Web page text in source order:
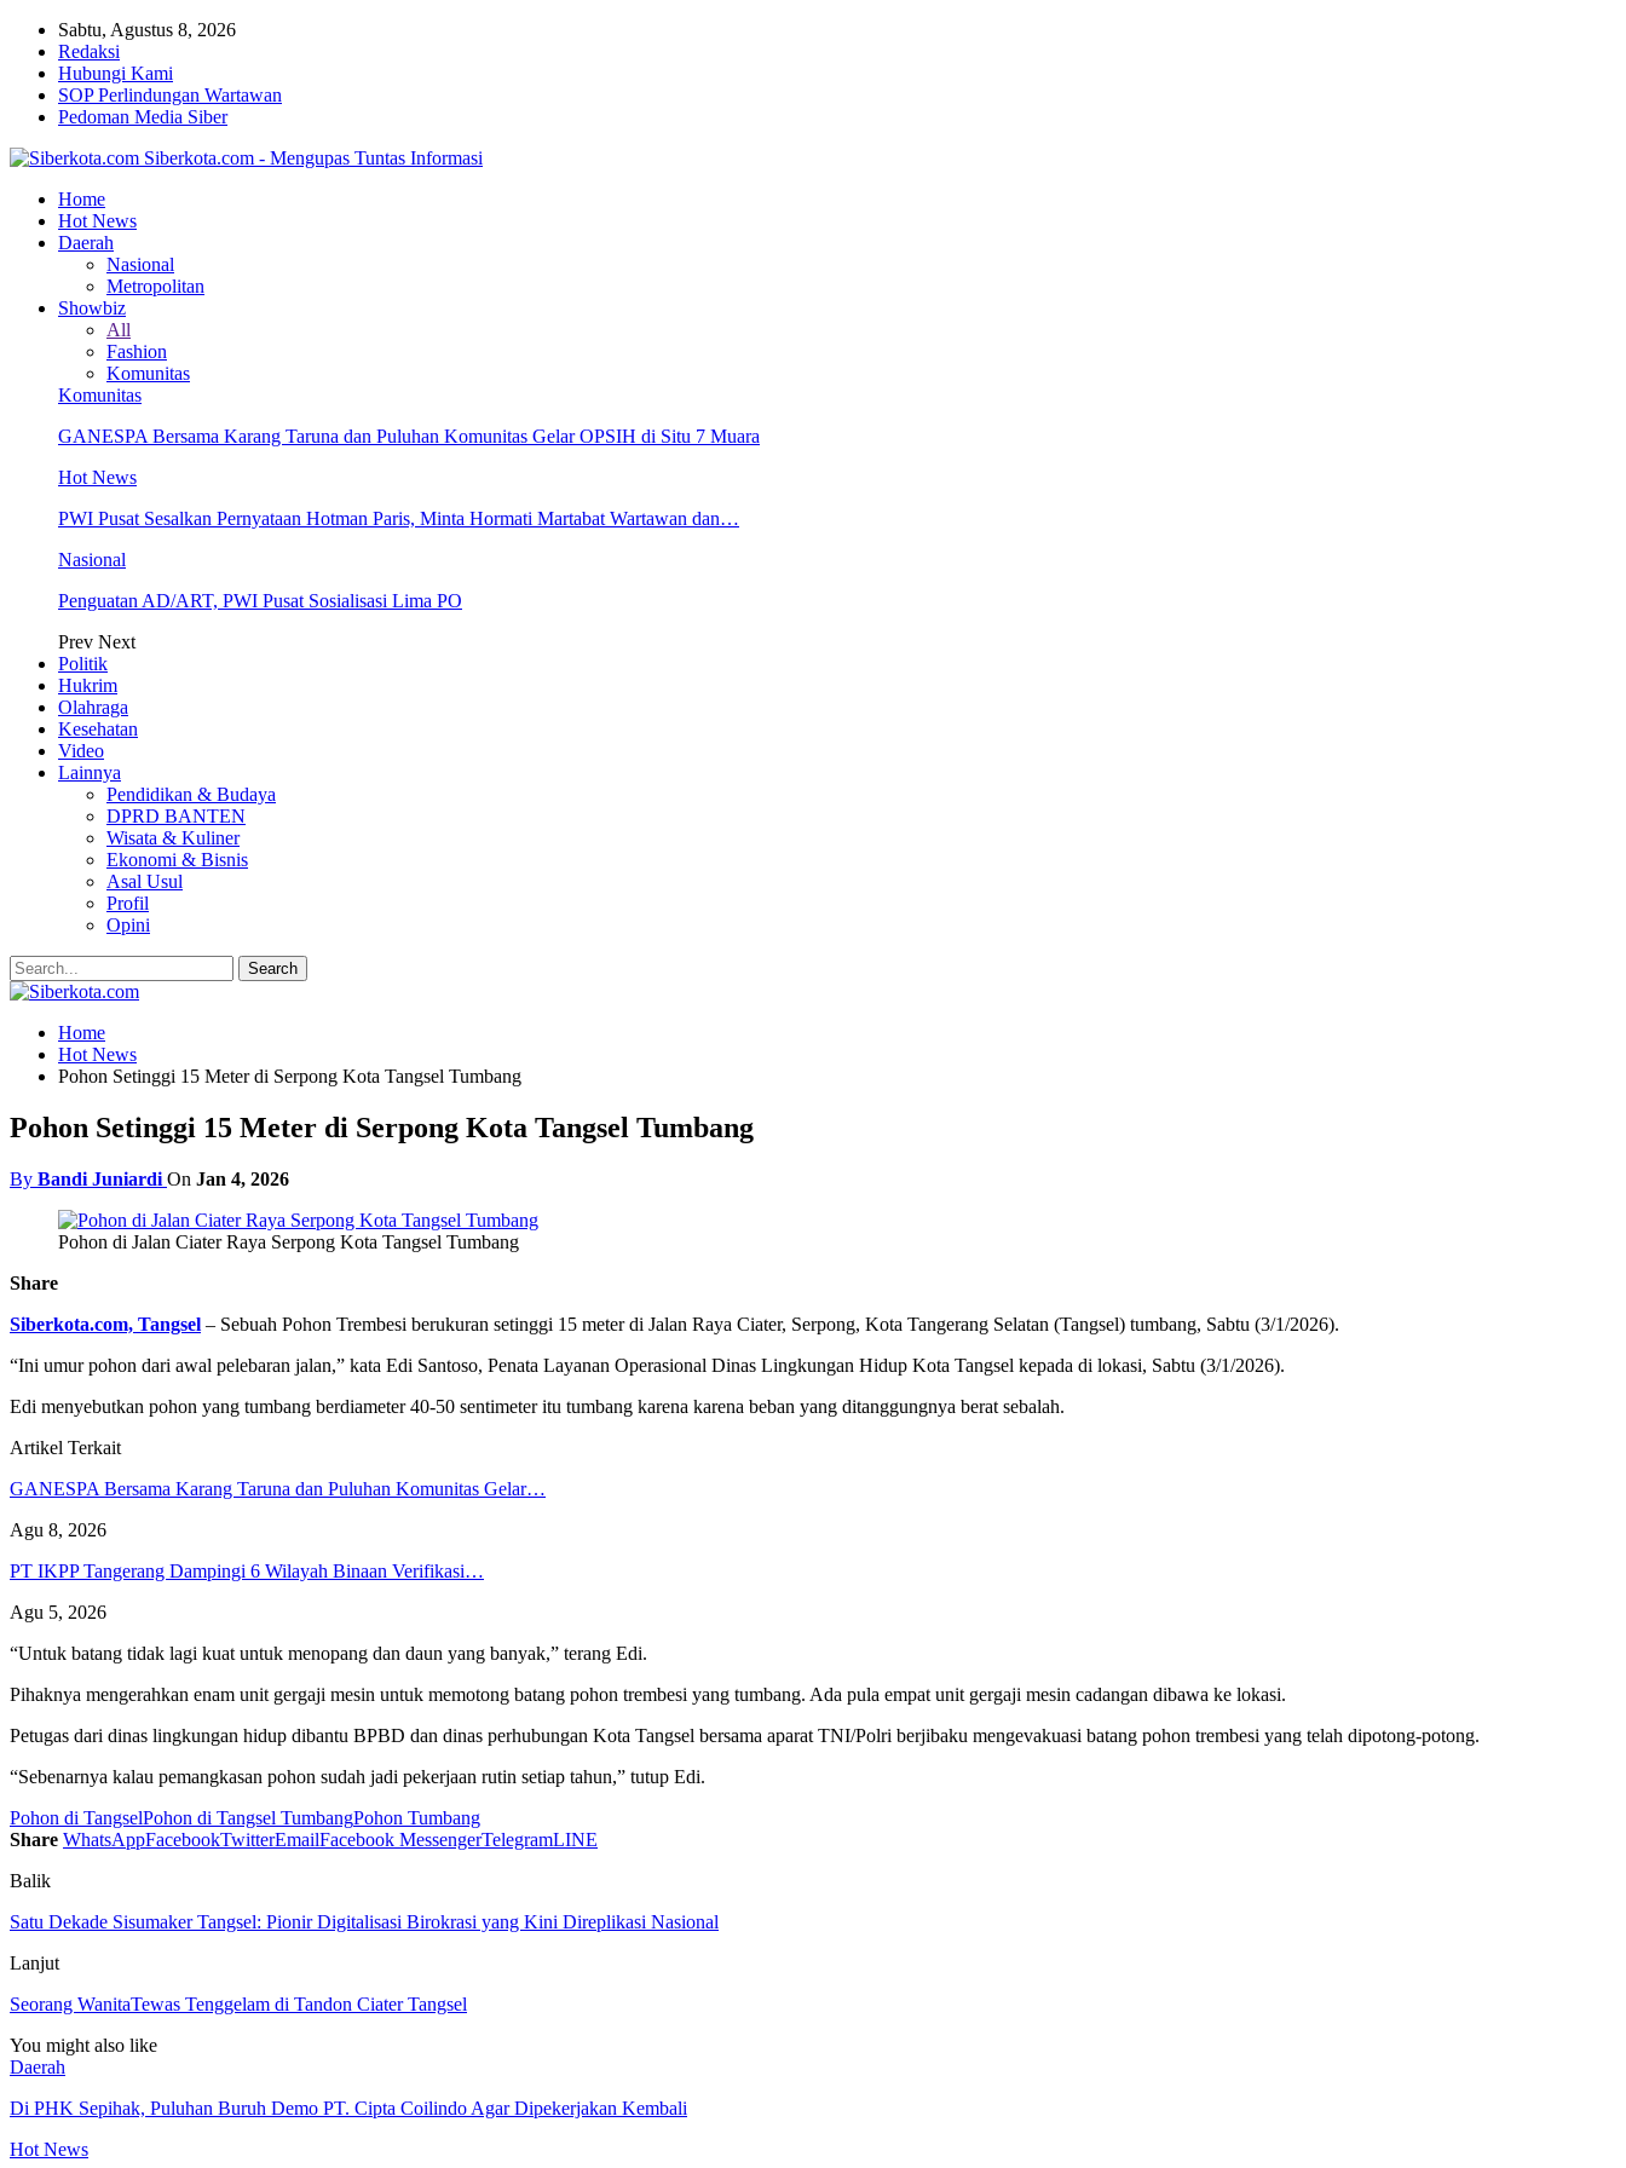
Sabtu, Agustus 8, 2026
Redaksi
Hubungi Kami
SOP Perlindungan Wartawan
Pedoman Media Siber
Siberkota.com - Mengupas Tuntas Informasi
Home
Hot News
Daerah
Nasional
Metropolitan
Showbiz
All
Fashion
Komunitas
Komunitas
GANESPA Bersama Karang Taruna dan Puluhan Komunitas Gelar OPSIH di Situ 7 Muara
Hot News
PWI Pusat Sesalkan Pernyataan Hotman Paris, Minta Hormati Martabat Wartawan dan…
Nasional
Penguatan AD/ART, PWI Pusat Sosialisasi Lima PO
Prev Next
Politik
Hukrim
Olahraga
Kesehatan
Video
Lainnya
Pendidikan & Budaya
DPRD BANTEN
Wisata & Kuliner
Ekonomi & Bisnis
Asal Usul
Profil
Opini
Home
Hot News
Pohon Setinggi 15 Meter di Serpong Kota Tangsel Tumbang
Pohon Setinggi 15 Meter di Serpong Kota Tangsel Tumbang
By Bandi Juniardi On Jan 4, 2026
Pohon di Jalan Ciater Raya Serpong Kota Tangsel Tumbang
Share
Siberkota.com, Tangsel – Sebuah Pohon Trembesi berukuran setinggi 15 meter di Jalan Raya Ciater, Serpong, Kota Tangerang Selatan (Tangsel) tumbang, Sabtu (3/1/2026).
“Ini umur pohon dari awal pelebaran jalan,” kata Edi Santoso, Penata Layanan Operasional Dinas Lingkungan Hidup Kota Tangsel kepada di lokasi, Sabtu (3/1/2026).
Edi menyebutkan pohon yang tumbang berdiameter 40-50 sentimeter itu tumbang karena karena beban yang ditanggungnya berat sebalah.
Artikel Terkait
GANESPA Bersama Karang Taruna dan Puluhan Komunitas Gelar…
Agu 8, 2026
PT IKPP Tangerang Dampingi 6 Wilayah Binaan Verifikasi…
Agu 5, 2026
“Untuk batang tidak lagi kuat untuk menopang dan daun yang banyak,” terang Edi.
Pihaknya mengerahkan enam unit gergaji mesin untuk memotong batang pohon trembesi yang tumbang. Ada pula empat unit gergaji mesin cadangan dibawa ke lokasi.
Petugas dari dinas lingkungan hidup dibantu BPBD dan dinas perhubungan Kota Tangsel bersama aparat TNI/Polri berjibaku mengevakuasi batang pohon trembesi yang telah dipotong-potong.
“Sebenarnya kalau pemangkasan pohon sudah jadi pekerjaan rutin setiap tahun,” tutup Edi.
Pohon di TangselPohon di Tangsel TumbangPohon Tumbang
Share WhatsAppFacebookTwitterEmailFacebook MessengerTelegramLINE
Balik
Satu Dekade Sisumaker Tangsel: Pionir Digitalisasi Birokrasi yang Kini Direplikasi Nasional
Lanjut
Seorang WanitaTewas Tenggelam di Tandon Ciater Tangsel
You might also like
Daerah
Di PHK Sepihak, Puluhan Buruh Demo PT. Cipta Coilindo Agar Dipekerjakan Kembali
Hot News